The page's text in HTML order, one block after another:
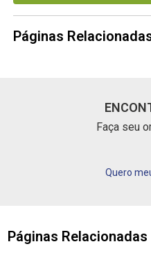
Páginas
Faça seu
Quero
Páginas Relacionadas